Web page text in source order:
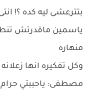
بتترعشى ليه كده ؟!
ياسمين ماقدرتش
منهاره
وكل تفكيره انها
مصطفى: ياحببتي